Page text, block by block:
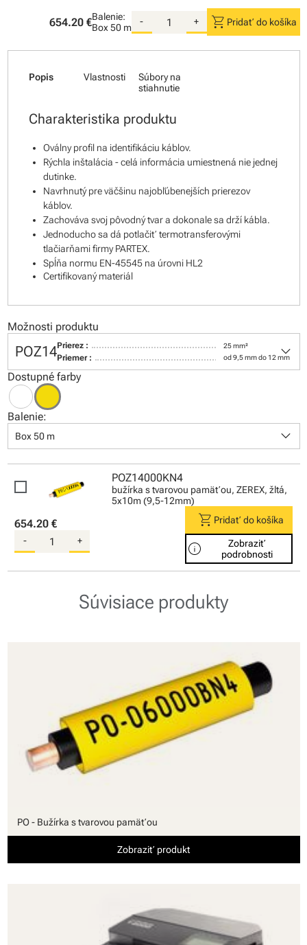
654.20 €Balenie:
Box50 m
- + shopping_cart Pridať do košíka
Popis Vlastnosti
Súbory na
stiahnutie
Charakteristika produktu
Oválny profil na identifikáciu káblov.
Rýchla inštalácia - celá informácia umiestnená nie jednej
dutinke.
Navrhnutý pre väčšinu najobľúbenejších prierezov
káblov.
Zachováva svoj pôvodný tvar a dokonale sa drží kábla.
Jednoducho sa dá potlačiť termotransferovými
tlačiarňami firmy PARTEX.
Spĺňa normu EN-45545 na úrovni HL2
Certifikovaný materiál
Možnosti produktu
POZ14Prierez : 25 mm²
Priemer : od 9,5 mm do 12 mm
keyboard_arrow_down
Dostupné farby
Balenie:
Box 50 m keyboard_arrow_down
POZ14000KN4
bužírka s tvarovou pamäťou, ZEREX, žltá,
5x10m (9,5-12mm)
654.20 €
- +
shopping_cart Pridať do košíka
info
Zobraziť
podrobnosti
Súvisiace produkty
PO - Bužírka s tvarovou pamäťou
Zobraziť produkt